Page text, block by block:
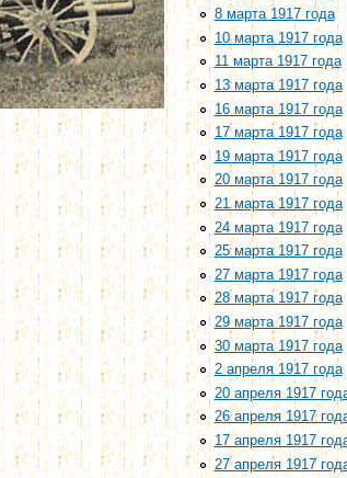
8 марта 1917 года
10 марта 1917 года
11 марта 1917 года
13 марта 1917 года
16 марта 1917 года
17 марта 1917 года
19 марта 1917 года
20 марта 1917 года
21 марта 1917 года
24 марта 1917 года
25 марта 1917 года
27 марта 1917 года
28 марта 1917 года
29 марта 1917 года
30 марта 1917 года
2 апреля 1917 года
20 апреля 1917
26 апреля 1917
17 апреля 1917
27 апреля 1917